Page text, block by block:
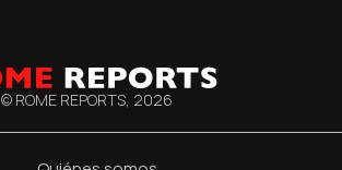
© ROME REPORTS, 2026